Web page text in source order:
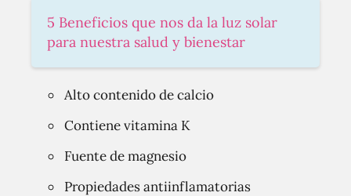
5 Beneficios que nos da la luz solar
para nuestra salud y bienestar
Alto contenido de calcio
Contiene vitamina K
Fuente de magnesio
Propiedades antiinflamatorias